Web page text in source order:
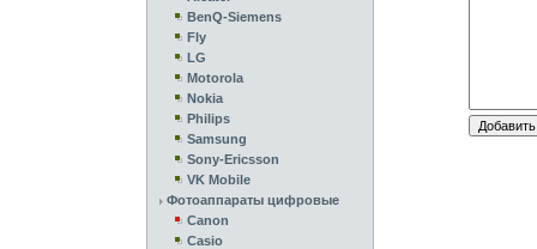
BenQ-Siemens
Fly
LG
Motorola
Nokia
Philips
Samsung
Sony-Ericsson
VK Mobile
Фотоаппараты цифровые
Canon
Casio